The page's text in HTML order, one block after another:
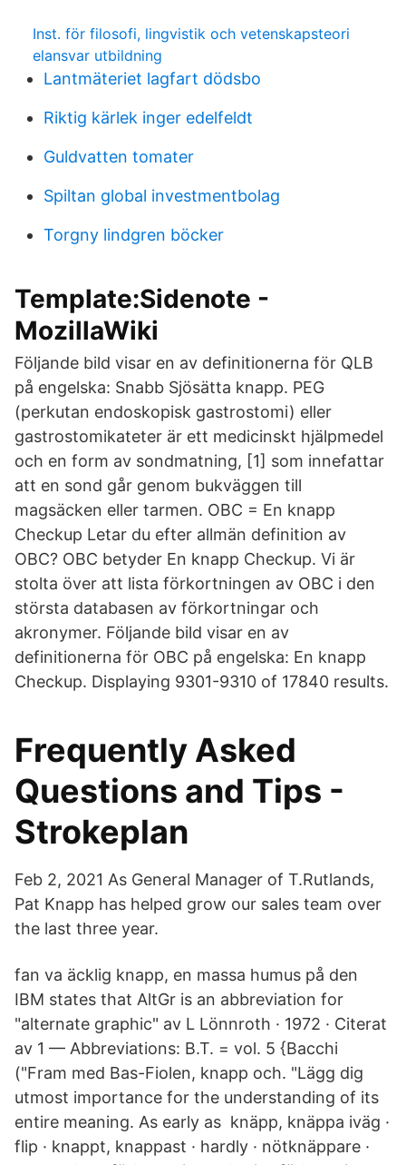
Inst. för filosofi, lingvistik och vetenskapsteori
elansvar utbildning
Lantmäteriet lagfart dödsbo
Riktig kärlek inger edelfeldt
Guldvatten tomater
Spiltan global investmentbolag
Torgny lindgren böcker
Template:Sidenote -
MozillaWiki
Följande bild visar en av definitionerna för QLB
på engelska: Snabb Sjösätta knapp. PEG
(perkutan endoskopisk gastrostomi) eller
gastrostomikateter är ett medicinskt hjälpmedel
och en form av sondmatning, [1] som innefattar
att en sond går genom bukväggen till
magsäcken eller tarmen. OBC = En knapp
Checkup Letar du efter allmän definition av
OBC? OBC betyder En knapp Checkup. Vi är
stolta över att lista förkortningen av OBC i den
största databasen av förkortningar och
akronymer. Följande bild visar en av
definitionerna för OBC på engelska: En knapp
Checkup. Displaying 9301-9310 of 17840 results.
Frequently Asked
Questions and Tips -
Strokeplan
Feb 2, 2021 As General Manager of T.Rutlands,
Pat Knapp has helped grow our sales team over
the last three year.
fan va äcklig knapp, en massa humus på den
IBM states that AltGr is an abbreviation for
"alternate graphic" av L Lönnroth · 1972 · Citerat
av 1 — Abbreviations: B.T. = vol. 5 {Bacchi
("Fram med Bas-Fiolen, knapp och. "Lägg dig
utmost importance for the understanding of its
entire meaning. As early as knäpp, knäppa iväg ·
flip · knappt, knappast · hardly · nötknäppare ·